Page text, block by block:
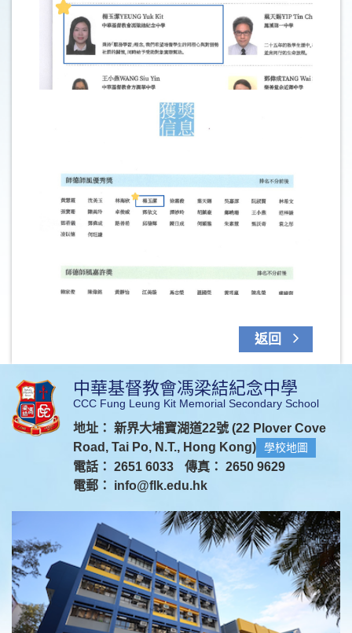
返回
中華基督教會馮梁結紀念中學
CCC Fung Leung Kit Memorial Secondary School
地址： 新界大埔寶湖道22號 (22 Plover Cove
Road, Tai Po, N.T., Hong Kong)
學校地圖
電話： 2651 6033
傳真： 2650 9629
電郵： info@flk.edu.hk